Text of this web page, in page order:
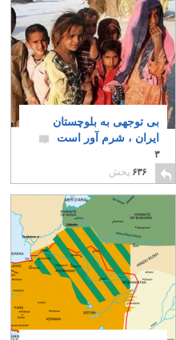
بی توجهی به بلوچستان
ایران ، شرم آور است
۳
۶۳۶ پخش